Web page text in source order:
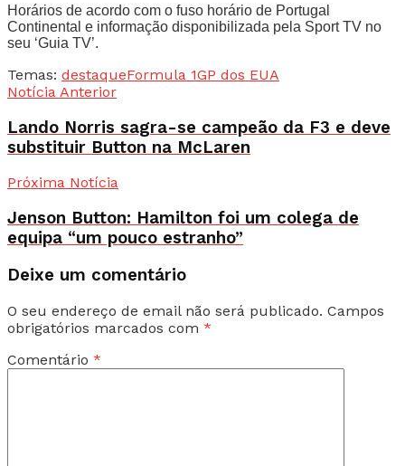
Horários de acordo com o fuso horário de Portugal
Continental e informação disponibilizada pela Sport TV no
seu ‘Guia TV’.
Temas: destaqueFormula 1GP dos EUA
Notícia Anterior
Lando Norris sagra-se campeão da F3 e deve
substituir Button na McLaren
Próxima Notícia
Jenson Button: Hamilton foi um colega de
equipa “um pouco estranho”
Deixe um comentário
O seu endereço de email não será publicado. Campos
obrigatórios marcados com *
Comentário *